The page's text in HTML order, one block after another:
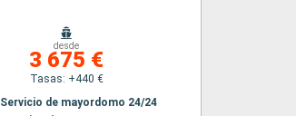
desde
3 675 €
Tasas: +440 €
Servicio de mayordomo 24/24